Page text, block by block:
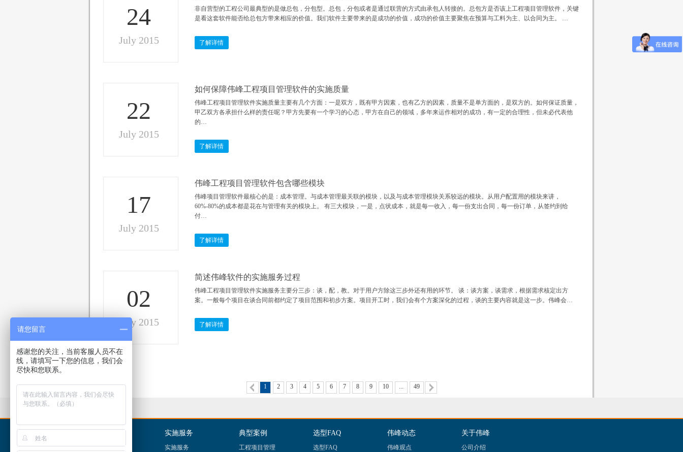
24
July 2015
非自营型的工程公司最典型的是做总包，分包型。总包，分包或者是通过联营的方式由承包人转接的。总包方是否该上工程项目管理软件，关键
是看这套软件能否给总包方带来相应的价值。我们软件主要带来的是成功的价值，成功的价值主要聚焦在预算与工料为主、以合同为主。 …
了解详情
22
July 2015
如何保障伟峰工程项目管理软件的实施质量
伟峰工程项目管理软件实施质量主要有几个方面：一是双方，既有甲方因素，也有乙方的因素，质量不是单方面的，是双方的。如何保证质量，
甲乙双方各承担什么样的责任呢？甲方先要有一个学习的心态，甲方在自己的领域，多年来运作相对的成功，有一定的合理性，但未必代表他
的…
了解详情
17
July 2015
伟峰工程项目管理软件包含哪些模块
伟峰项目管理软件最核心的是：成本管理。与成本管理最关联的模块，以及与成本管理模块关系较远的模块。从用户配置用的模块来讲，
60%-80%的成本都是花在与管理有关的模块上。 有三大模块，一是，点状成本，就是每一收入，每一份支出合同，每一份订单，从签约到给
付…
了解详情
02
July 2015
简述伟峰软件的实施服务过程
伟峰工程项目管理软件实施服务主要分三步：谈，配，教。对于用户方除这三步外还有用的环节。 谈：谈方案，谈需求，根据需求核定出方
案。一般每个项目在谈合同前都约定了项目范围和初步方案。项目开工时，我们会有个方案深化的过程，谈的主要内容就是这一步。伟峰会…
了解详情
1 2 3 4 5 6 7 8 9 10 ... 49
产品概述
实施服务
实施服务
典型案例
工程项目管理
选型FAQ
选型FAQ
伟峰动态
伟峰观点
关于伟峰
公司介绍
请您留言
感谢您的关注，当前客服人员不在
线，请填写一下您的信息，我们会
尽快和您联系。